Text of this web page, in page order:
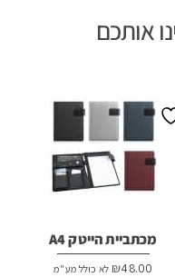
אותכם
מכתביית הייטק A4
₪48.00 לא כולל מע"מ